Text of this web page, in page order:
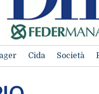
Cida Società